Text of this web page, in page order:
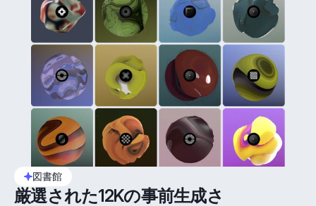
図書館
厳選された12Kの事前生成さ